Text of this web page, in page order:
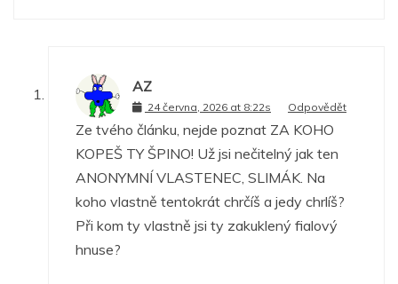
AZ
24 června, 2026 at 8:22s Odpovědět
Ze tvého článku, nejde poznat ZA KOHO
KOPEŠ TY ŠPINO! Už jsi nečitelný jak ten
ANONYMNÍ VLASTENEC, SLIMÁK. Na
koho vlastně tentokrát chrčíš a jedy chrlíš?
Při kom ty vlastně jsi ty zakuklený fialový
hnuse?